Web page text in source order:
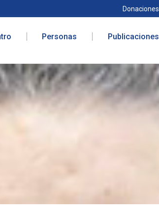
Donaciones
Personas Publicaciones